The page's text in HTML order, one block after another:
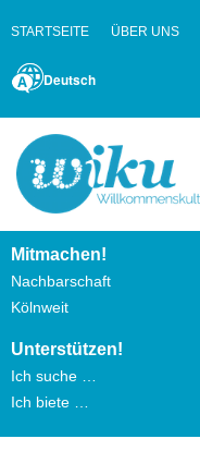
STARTSEITE ÜBER UNS
Deutsch
Mitmachen!
Nachbarschaft
Kölnweit
Unterstützen!
Ich suche …
Ich biete …